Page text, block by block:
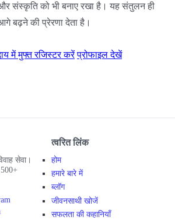
संस्कृति को भी बनाए रखा है। यह संतुलन ही
बढ़ने की प्रेरणा देता है।
में मुफ्त रजिस्टर करें प्रोफाइल देखें
सेवा।
500+
त्वरित लिंक
होम
हमारे बारे में
ब्लॉग
जीवनसाथी खोजें
सफलता की कहानियाँ